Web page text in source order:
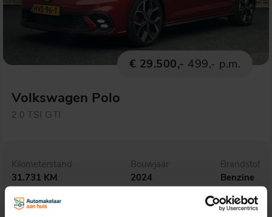
€ 29.500,- 499,- p.m.
Volkswagen Polo
2.0 TSI GTI
Kilometerstand
31.731 KM
Bouwjaar
2024
Brandstof
Benzine